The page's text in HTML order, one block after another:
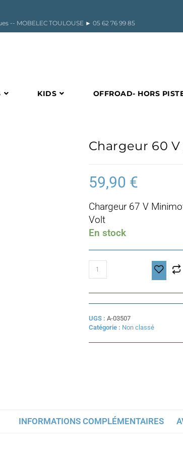
-- MOBELEC TOULOUSE ► 05 62 76 99 85
KIDS OFFROAD- HORS
Chargeur 60
59,90 €
Chargeur 67 V
Volt
En stock
60
V
(GX16)
UGS : A-03507
Catégorie : Non classé
INFORMATIONS COMPLÉMENTAIRES